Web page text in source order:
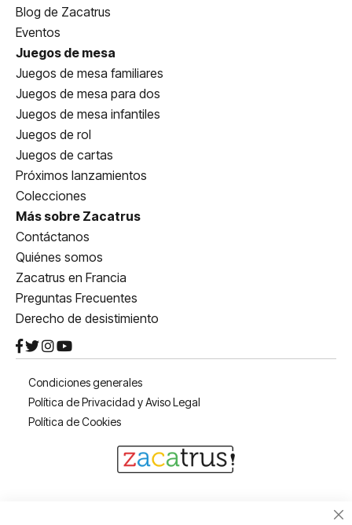
Blog de Zacatrus
Eventos
Juegos de mesa
Juegos de mesa familiares
Juegos de mesa para dos
Juegos de mesa infantiles
Juegos de rol
Juegos de cartas
Próximos lanzamientos
Colecciones
Más sobre Zacatrus
Contáctanos
Quiénes somos
Zacatrus en Francia
Preguntas Frecuentes
Derecho de desistimiento
Condiciones generales
Política de Privacidad y Aviso Legal
Política de Cookies